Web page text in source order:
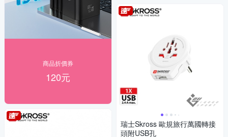
商品折價券
120元
瑞士Skross 歐規旅行萬國轉接
頭附USB孔